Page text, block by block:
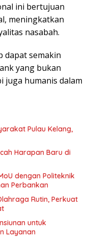
ini bertujuan
meningkatkan
nasabah.
dapat semakin
yang bukan
juga humanis dalam
Pulau Kelang,
Harapan Baru di
dengan Politeknik
Perbankan
Rutin, Perkuat
untuk
Layanan